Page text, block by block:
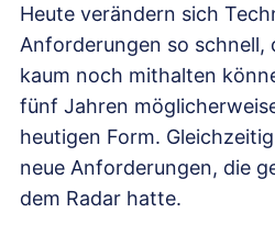
Heute verändern sich
Anforderungen so schnell,
kaum noch mithalten
fünf Jahren
heutigen Form.
neue Anforderungen, die
dem Radar hatte.